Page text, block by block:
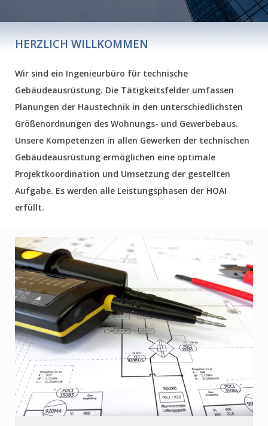
HERZLICH WILLKOMMEN
Wir sind ein Ingenieurbüro für technische
Gebäudeausrüstung. Die Tätigkeitsfelder umfassen
Planungen der Haustechnik in den unterschiedlichsten
Größenordnungen des Wohnungs- und Gewerbebaus.
Unsere Kompetenzen in allen Gewerken der technischen
Gebäudeausrüstung ermöglichen eine optimale
Projektkoordination und Umsetzung der gestellten
Aufgabe. Es werden alle Leistungsphasen der HOAI
erfüllt.